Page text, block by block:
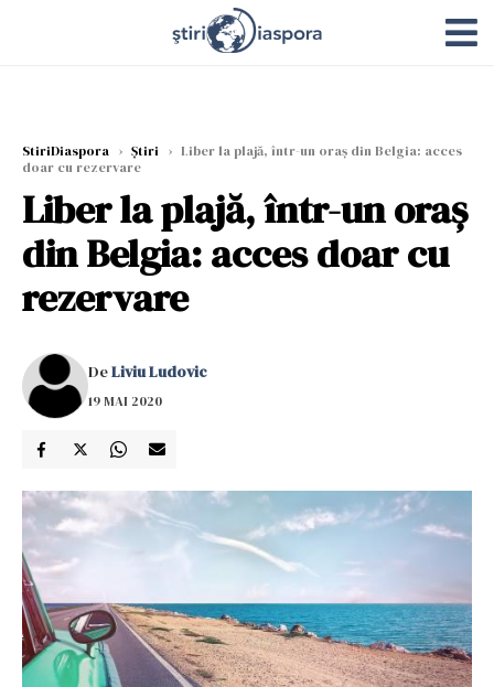
StiriDiaspora › Știri › Liber la plajă, într-un oraș din Belgia: acces
doar cu rezervare
Liber la plajă, într-un oraș
din Belgia: acces doar cu
rezervare
DeLiviu Ludovic
19 MAI 2020